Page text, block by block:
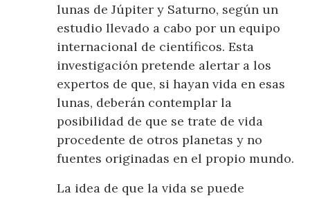
lunas de Júpiter y Saturno, según un
estudio llevado a cabo por un equipo
internacional de científicos. Esta
investigación pretende alertar a los
expertos de que, si hayan vida en esas
lunas, deberán contemplar la
posibilidad de que se trate de vida
procedente de otros planetas y no
fuentes originadas en el propio mundo.
La idea de que la vida se puede